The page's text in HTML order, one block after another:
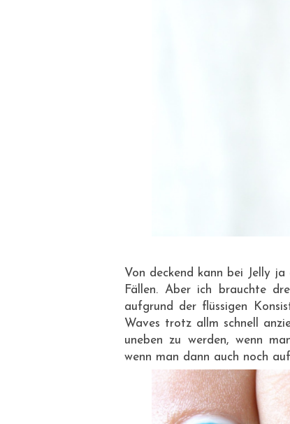
Von deckend kann bei Jelly
Fällen. Aber ich brauchte
aufgrund der flüssigen
Waves trotz allm schnell
uneben zu werden, wenn
wenn man dann auch noch